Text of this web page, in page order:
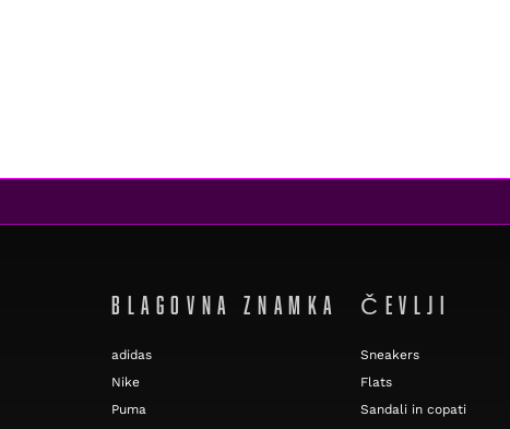
BLAGOVNA ZNAMKA
adidas
Nike
Puma
ČEVLJI
Sneakers
Flats
Sandali in copati